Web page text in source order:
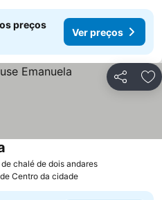
preços
Ver preços
Partilhar
chalé de dois andares
Centro da cidade